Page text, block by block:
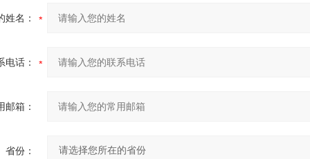
姓名：
电话：
邮箱：
省份：